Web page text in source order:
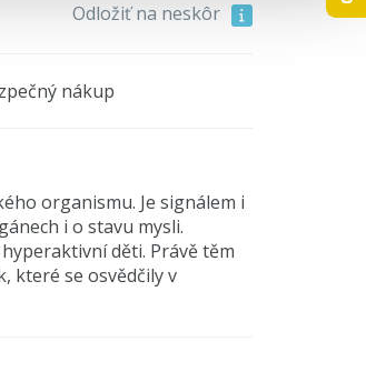
Odložiť na neskôr
nákup
organismu. Je signálem i
i o stavu mysli.
děti. Právě těm
které se osvědčily v